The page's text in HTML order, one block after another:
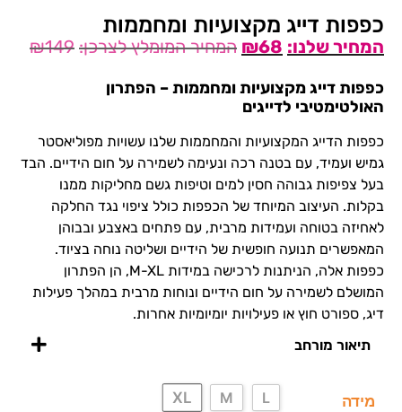
כפפות דייג מקצועיות ומחממות
₪149 ₪68
כפפות דייג מקצועיות ומחממות – הפתרון
האולטימטיבי לדייגים
כפפות הדייג המקצועיות והמחממות שלנו עשויות מפוליאסטר
גמיש ועמיד, עם בטנה רכה ונעימה לשמירה על חום הידיים. הבד
בעל צפיפות גבוהה חסין למים וטיפות גשם מחליקות ממנו
בקלות. העיצוב המיוחד של הכפפות כולל ציפוי נגד החלקה
לאחיזה בטוחה ועמידות מרבית, עם פתחים באצבע ובבוהן
המאפשרים תנועה חופשית של הידיים ושליטה נוחה בציוד.
כפפות אלה, הניתנות לרכישה במידות M-XL, הן הפתרון
המושלם לשמירה על חום הידיים ונוחות מרבית במהלך פעילות
דיג, ספורט חוץ או פעילויות יומיומיות אחרות.
תיאור מורחב
מידה L
M
XL